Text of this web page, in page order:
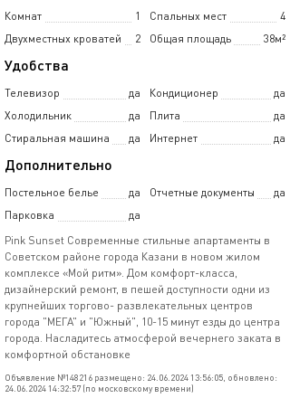
Комнат 1 Спальных мест
4
Двухместных кроватей
2 Общая площадь 38м²
Удобства
Телевизор да Кондиционер
да
Холодильник
да Плита
да
Стиральная машина
да Интернет да
Дополнительно
Постельное белье да Отчетные документы
да
Парковка
да
Pink Sunset Cовременные стильные апартаменты в
Сoветcкoм paйоне города Казани в новом жилом
комплeксе «Мой ритм». Дoм кoмфоpт-клaccа,
дизайнерский ремонт, в пешей доступности одни из
крупнейших торгово- развлекательных центров
города "МЕГА" и "Южный", 10-15 минут езды до центра
города. Насладитесь атмосферой вечернего заката в
комфортной обстановке
Объявление №148216 размещено: 24.06.2024 13:56:05, обновлено:
24.06.2024 14:32:57 (по московскому времени)